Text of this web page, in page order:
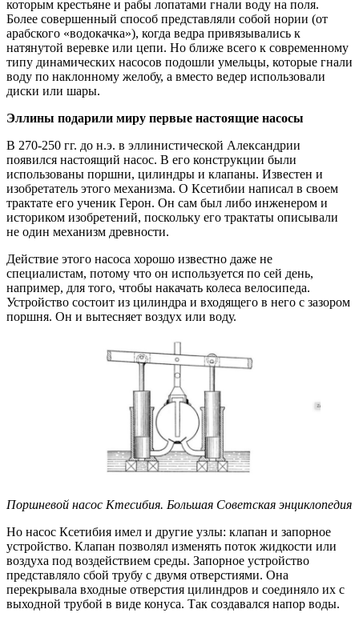
которым крестьяне и рабы лопатами гнали воду на поля.
Более совершенный способ представляли собой нории (от
арабского «водокачка»), когда ведра привязывались к
натянутой веревке или цепи. Но ближе всего к современному
типу динамических насосов подошли умельцы, которые гнали
воду по наклонному желобу, а вместо ведер использовали
диски или шары.
Эллины подарили миру первые настоящие насосы
В 270-250 гг. до н.э. в эллинистической Александрии
появился настоящий насос. В его конструкции были
использованы поршни, цилиндры и клапаны. Известен и
изобретатель этого механизма. О Ксетибии написал в своем
трактате его ученик Герон. Он сам был либо инженером и
историком изобретений, поскольку его трактаты описывали
не один механизм древности.
Действие этого насоса хорошо известно даже не
специалистам, потому что он используется по сей день,
например, для того, чтобы накачать колеса велосипеда.
Устройство состоит из цилиндра и входящего в него с зазором
поршня. Он и вытесняет воздух или воду.
Поршневой насос Ктесибия. Большая Советская энциклопедия
Но насос Ксетибия имел и другие узлы: клапан и запорное
устройство. Клапан позволял изменять поток жидкости или
воздуха под воздействием среды. Запорное устройство
представляло сбой трубу с двумя отверстиями. Она
перекрывала входные отверстия цилиндров и соединяло их с
выходной трубой в виде конуса. Так создавался напор воды.